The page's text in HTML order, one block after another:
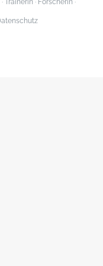
· Forscherin ·